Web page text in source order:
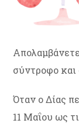
σύντροφο και
Όταν ο Δίας
11 Μαΐου ως